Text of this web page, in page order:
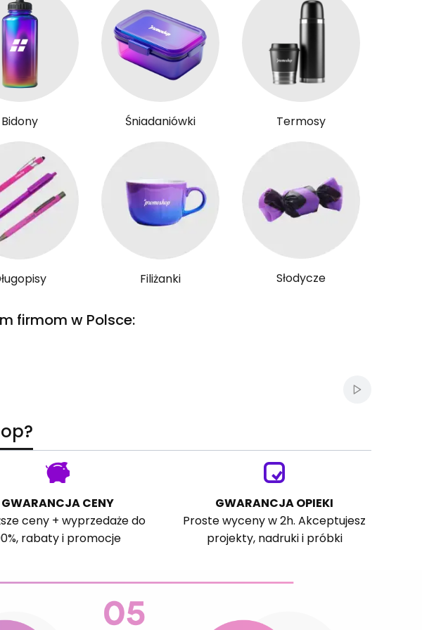
Bidony Śniadaniówki Termosy
Filiżanki Słodycze
firmom w Polsce:
Włącz
GWARANCJA CENY
ceny + wyprzedaże do
rabaty i promocje
GWARANCJA OPIEKI
Proste wyceny w 2h. Akceptujesz
projekty, nadruki i próbki